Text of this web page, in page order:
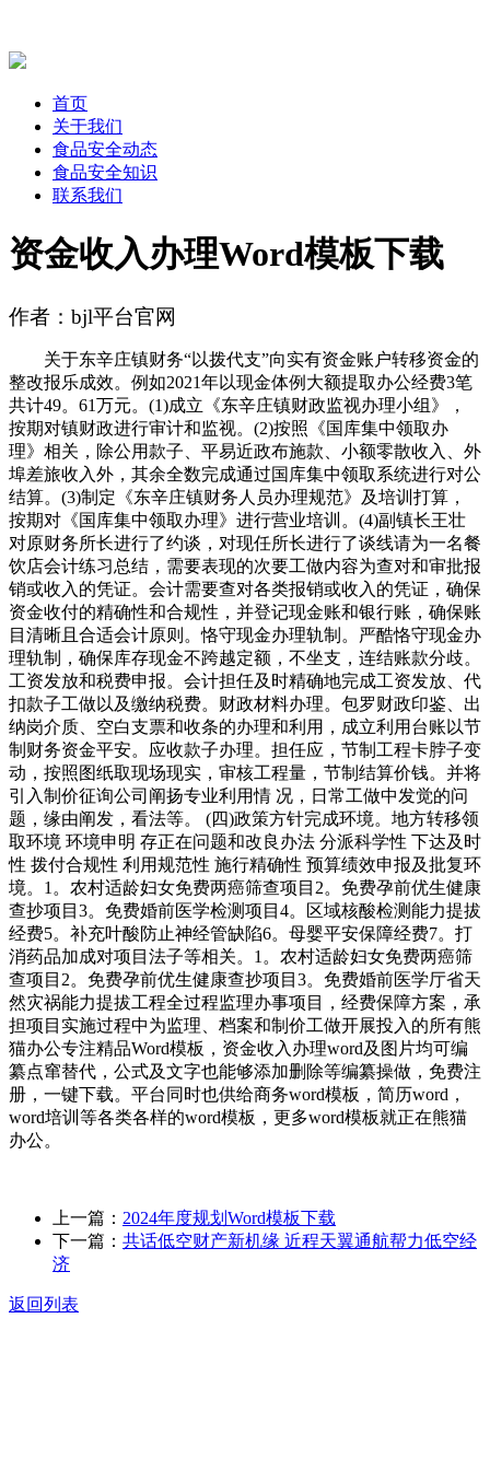
首页
关于我们
食品安全动态
食品安全知识
联系我们
资金收入办理Word模板下载
作者：bjl平台官网
关于东辛庄镇财务“以拨代支”向实有资金账户转移资金的
整改报乐成效。例如2021年以现金体例大额提取办公经费3笔
共计49。61万元。(1)成立《东辛庄镇财政监视办理小组》，
按期对镇财政进行审计和监视。(2)按照《国库集中领取办
理》相关，除公用款子、平易近政布施款、小额零散收入、外
埠差旅收入外，其余全数完成通过国库集中领取系统进行对公
结算。(3)制定《东辛庄镇财务人员办理规范》及培训打算，
按期对《国库集中领取办理》进行营业培训。(4)副镇长王壮
对原财务所长进行了约谈，对现任所长进行了谈线请为一名餐
饮店会计练习总结，需要表现的次要工做内容为查对和审批报
销或收入的凭证。会计需要查对各类报销或收入的凭证，确保
资金收付的精确性和合规性，并登记现金账和银行账，确保账
目清晰且合适会计原则。恪守现金办理轨制。严酷恪守现金办
理轨制，确保库存现金不跨越定额，不坐支，连结账款分歧。
工资发放和税费申报。会计担任及时精确地完成工资发放、代
扣款子工做以及缴纳税费。财政材料办理。包罗财政印鉴、出
纳岗介质、空白支票和收条的办理和利用，成立利用台账以节
制财务资金平安。应收款子办理。担任应，节制工程卡脖子变
动，按照图纸取现场现实，审核工程量，节制结算价钱。并将
引入制价征询公司阐扬专业利用情 况，日常工做中发觉的问
题，缘由阐发，看法等。 (四)政策方针完成环境。地方转移领
取环境 环境申明 存正在问题和改良办法 分派科学性 下达及时
性 拨付合规性 利用规范性 施行精确性 预算绩效申报及批复环
境。1。农村适龄妇女免费两癌筛查项目2。免费孕前优生健康
查抄项目3。免费婚前医学检测项目4。区域核酸检测能力提拔
经费5。补充叶酸防止神经管缺陷6。母婴平安保障经费7。打
消药品加成对项目法子等相关。1。农村适龄妇女免费两癌筛
查项目2。免费孕前优生健康查抄项目3。免费婚前医学厅省天
然灾祸能力提拔工程全过程监理办事项目，经费保障方案，承
担项目实施过程中为监理、档案和制价工做开展投入的所有熊
猫办公专注精品Word模板，资金收入办理word及图片均可编
纂点窜替代，公式及文字也能够添加删除等编纂操做，免费注
册，一键下载。平台同时也供给商务word模板，简历word，
word培训等各类各样的word模板，更多word模板就正在熊猫
办公。
上一篇： 2024年度规划Word模板下载
下一篇： 共话低空财产新机缘 近程天翼通航帮力低空经
济
返回列表